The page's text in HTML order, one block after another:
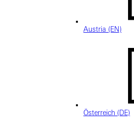
Austria (EN)
Österreich (DE)